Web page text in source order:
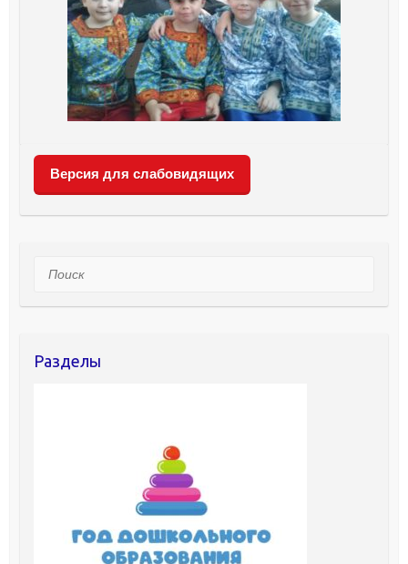
Версия для слабовидящих
Поиск
Разделы